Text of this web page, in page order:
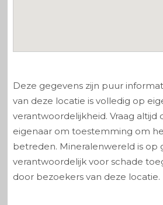
Deze gegevens zijn puur
van deze locatie is volledig op
verantwoordelijkheid. Vraag altijd
eigenaar om toestemming om
betreden. Mineralenwereld is op
verantwoordelijk voor schade
door bezoekers van deze locatie.